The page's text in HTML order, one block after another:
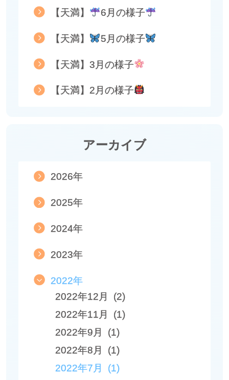
【天満】 6月の様子
【天満】 5月の様子
【天満】3月の様子
【天満】2月の様子
アーカイブ
2026年
2025年
2024年
2023年
2022年
2022年12月 (2)
2022年11月 (1)
2022年9月 (1)
2022年8月 (1)
2022年7月 (1)